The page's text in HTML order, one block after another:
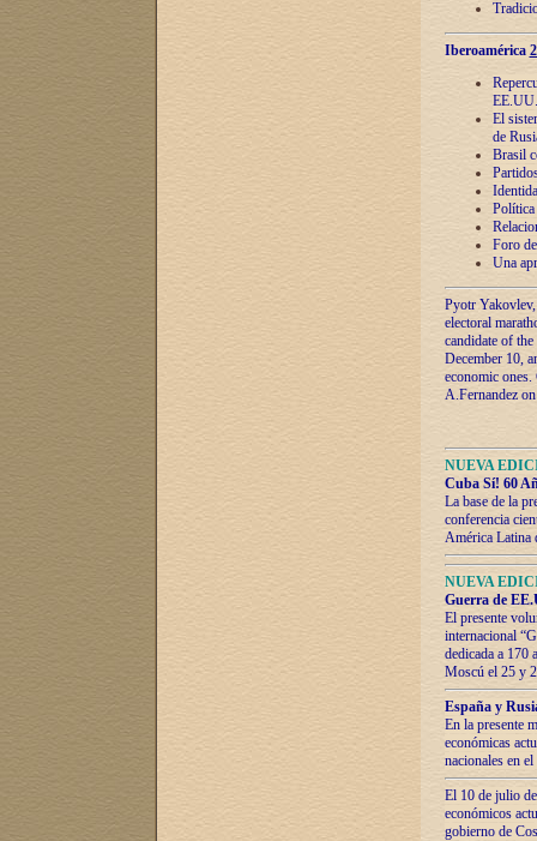
Iberoamérica
EE.UU.
El
de
Brasil
Política
Foro
Una
Pyotr
electoral
candidate of
December 10,
economic
A.Fernandez
NUEVA
Cuba Sí! 60
La base de la
conferencia
América Latina
NUEVA
Guerra de
El presente
internacional
dedicada a 170
Moscú el 25 y
España y
En la presente
económicas
nacionales en
El 10 de julio
económicos
gobierno de